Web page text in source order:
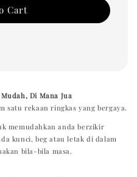
Cart
Di Mana Jua
satu rekaan ringkas yang bergaya.
memudahkan anda berzikir
kunci, beg atau letak di dalam
bila-bila masa.